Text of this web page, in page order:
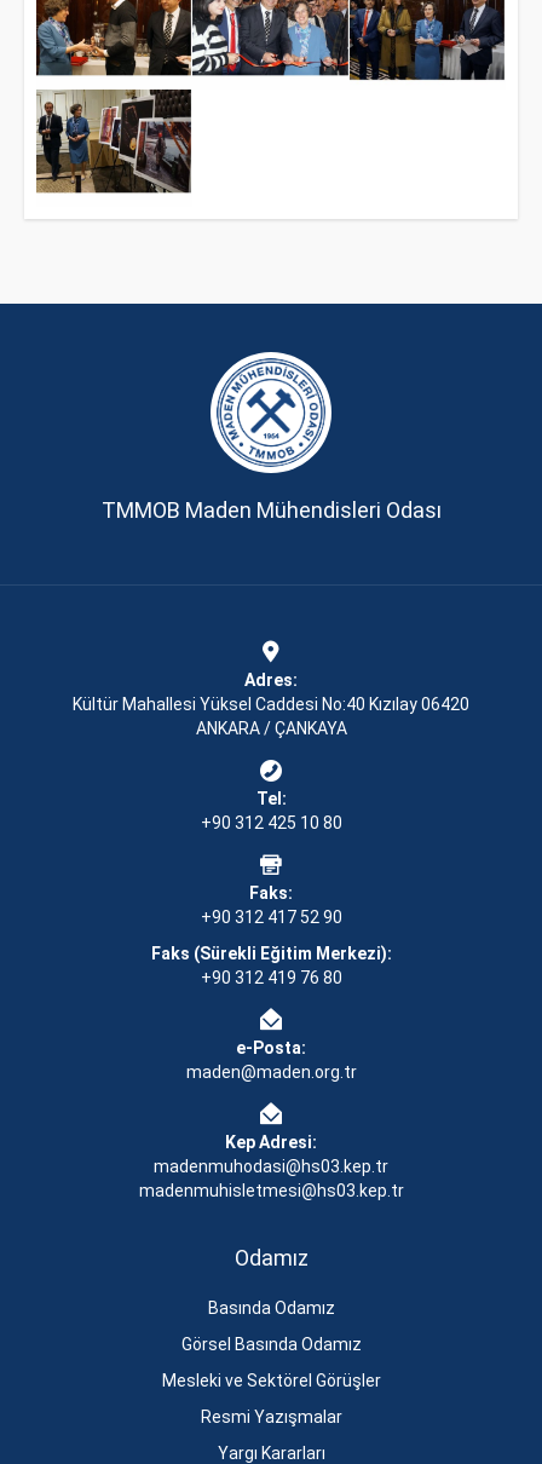
TMMOB Maden Mühendisleri Odası
Adres:
Kültür Mahallesi Yüksel Caddesi No:40 Kızılay 06420
ANKARA / ÇANKAYA
Tel:
+90 312 425 10 80
Faks:
+90 312 417 52 90
Faks (Sürekli Eğitim Merkezi):
+90 312 419 76 80
e-Posta:
maden@maden.org.tr
Kep Adresi:
madenmuhodasi@hs03.kep.tr
madenmuhisletmesi@hs03.kep.tr
Odamız
Basında Odamız
Görsel Basında Odamız
Mesleki ve Sektörel Görüşler
Resmi Yazışmalar
Yargı Kararları